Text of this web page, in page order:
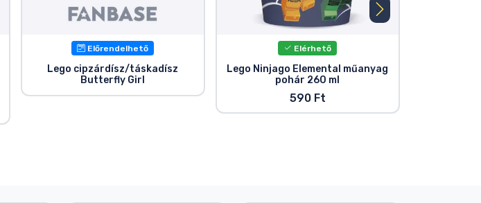
Előrendelhető
Lego cipzárdísz/táskadísz
Butterfly Girl
Elérhető
Lego Ninjago Elemental műanyag
pohár 260 ml
590 Ft